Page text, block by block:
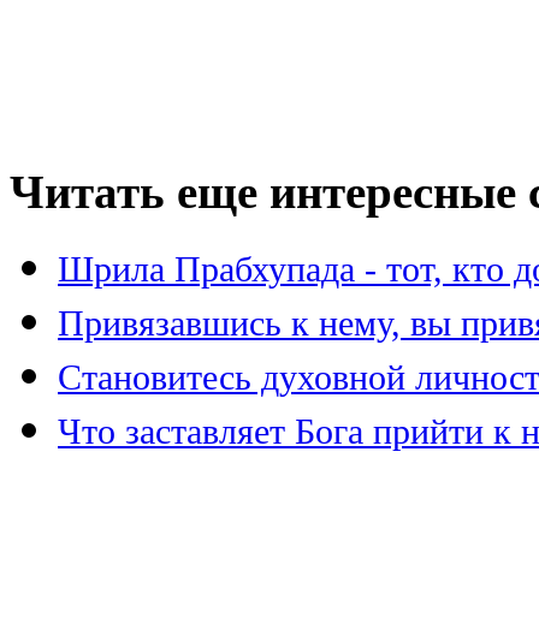
Читать еще интересные
Шрила Прабхупада - тот, кто
Привязавшись к нему, вы
Становитесь духовной
Что заставляет Бога прийти к